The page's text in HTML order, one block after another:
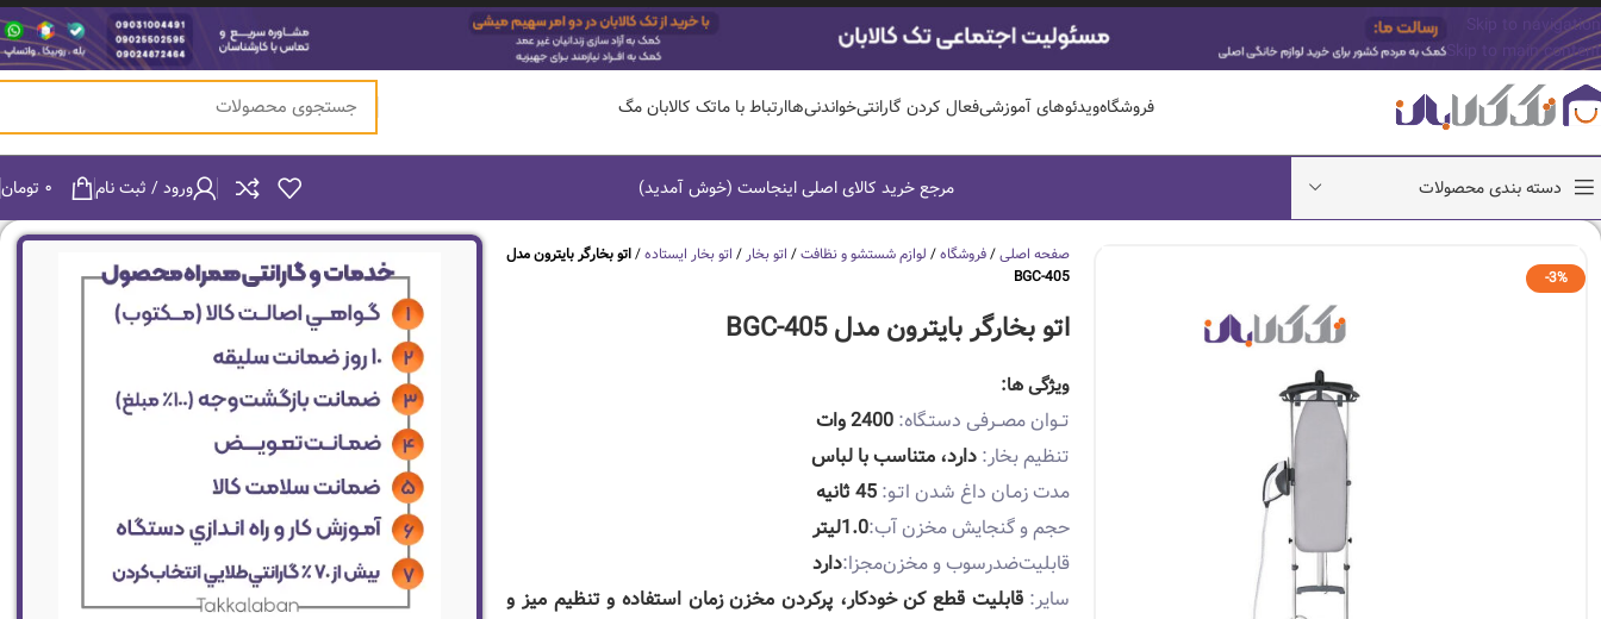
Skip to navigation
Skip to main content
فروشگاهویدئوهای آموزشیفعال کردن گارانتیخواندنی‌هاارتباط با ماتک کالابان مگ
دسته بندی محصولات مرجع خرید کالای اصلی اینجاست (خوش آمدید) ورود / ثبت نام ۰ تومان
-3%
صفحه اصلی/فروشگاه/ لوازم شستشو و نظافت/ اتو بخار/ اتو بخار ایستاده/اتو بخارگر بایترون مدل
BGC-405
اتو بخارگر بایترون مدل BGC-405
ویژگی ها:
تــوان مصــرفی دستـگاه:
تنظیم بخار: دارد، متناسب با لباس
مدت زمـان داغ شدن اتـو:
حجم و گنجایش مخزن آب:1.0لیتر
قابلیت‌ضدرسوب و مخزن‌مجزا:دارد
سایر: قابلیت قطع کن خودکار، پرکردن مخزن زمان استفاده و تنظیم میز و